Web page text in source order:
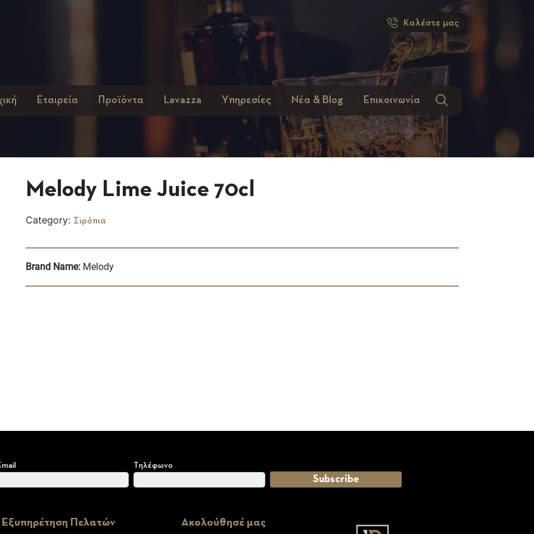
Καλέστε μας
Εταιρεία Προϊόντα Lavazza Υπηρεσίες Νέα & Blog Επικοινωνία
Melody Lime Juice 70cl
Category: Σιρόπια
Brand Name: Melody
Τηλέφωνο
Εξυπηρέτηση Πελατών Ακολούθησέ μας